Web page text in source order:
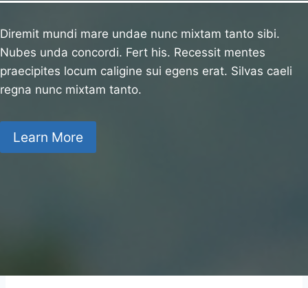
Diremit mundi mare undae nunc mixtam tanto sibi.
Nubes unda concordi. Fert his. Recessit mentes
praecipites locum caligine sui egens erat. Silvas caeli
regna nunc mixtam tanto.
Learn More